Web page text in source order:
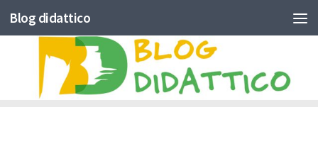
Skip to content
Blog didattico